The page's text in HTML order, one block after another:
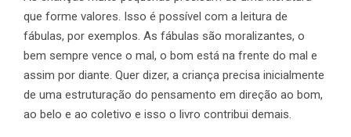
que forme valores. Isso é possível com a leitura de
fábulas, por exemplos. As fábulas são moralizantes, o
bem sempre vence o mal, o bom está na frente do mal e
assim por diante. Quer dizer, a criança precisa inicialmente
de uma estruturação do pensamento em direção ao bom,
ao belo e ao coletivo e isso o livro contribui demais.